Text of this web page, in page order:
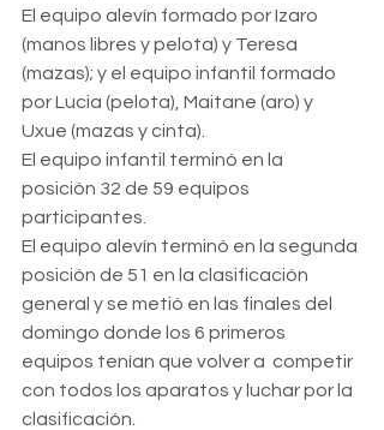
El equipo alevín formado por Izaro
(manos libres y pelota) y Teresa
(mazas); y el equipo infantil formado
por Lucia (pelota), Maitane (aro) y
Uxue (mazas y cinta).
El equipo infantil terminó en la
posición 32 de 59 equipos
participantes.
El equipo alevín terminó en la segunda
posición de 51 en la clasificación
general y se metió en las finales del
domingo donde los 6 primeros
equipos tenían que volver a  competir
con todos los aparatos y luchar por la
clasificación.